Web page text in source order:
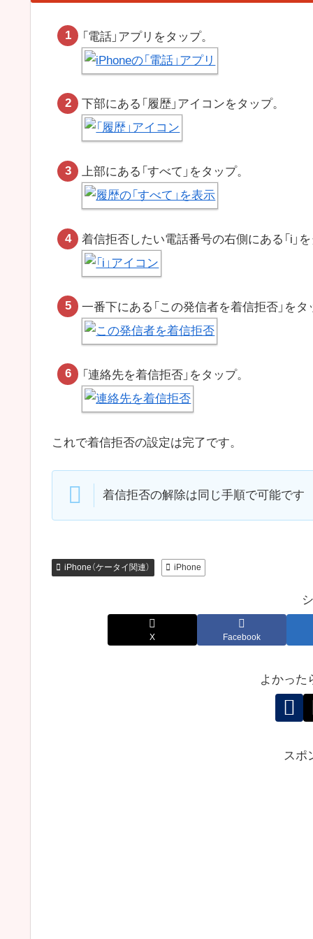
「電話」アプリをタップ。
下部にある「履歴」アイコンをタップ。
上部にある「すべて」をタップ。
着信拒否したい電話番号の右側にある「i」
一番下にある「この発信者を着信拒否」をタ
「連絡先を着信拒否」をタップ。
これで着信拒否の設定は完了です。
着信拒否の解除は同じ手順で可能です
iPhone（ケータイ関連） iPhone
X Facebook
よかった
スポ